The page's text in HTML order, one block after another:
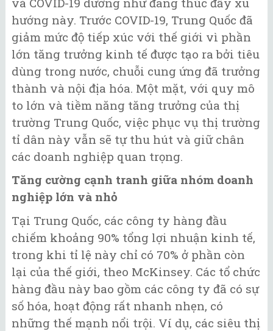
hướng này. Trước COVID-19, Trung Quốc đã
giảm mức độ tiếp xúc với thế giới vì phần
lớn tăng trưởng kinh tế được tạo ra bởi tiêu
dùng trong nước, chuỗi cung ứng đã trưởng
thành và nội địa hóa. Một mặt, với quy mô
to lớn và tiềm năng tăng trưởng của thị
trường Trung Quốc, việc phục vụ thị trường
tỉ dân này vẫn sẽ tự thu hút và giữ chân
các doanh nghiệp quan trọng.
Tăng cường cạnh tranh giữa nhóm doanh
nghiệp lớn và nhỏ
Tại Trung Quốc, các công ty hàng đầu
chiếm khoảng 90% tổng lợi nhuận kinh tế,
trong khi tỉ lệ này chỉ có 70% ở phần còn
lại của thế giới, theo McKinsey. Các tổ chức
hàng đầu này bao gồm các công ty đã có sự
số hóa, hoạt động rất nhanh nhẹn, có
những thế mạnh nổi trội. Ví dụ, các siêu thị